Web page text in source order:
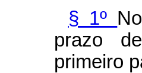
§ 1º
prazo
primeiro